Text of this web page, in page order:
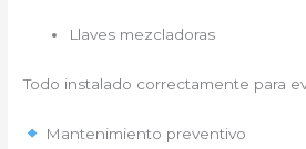
Llaves mezcladoras
Todo instalado correctamente para
Mantenimiento preventivo